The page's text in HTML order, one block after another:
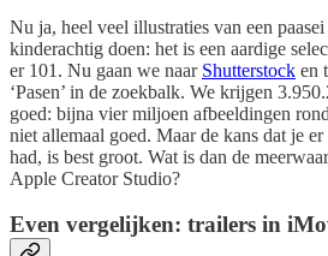
Nu ja, heel veel illustraties van een
kinderachtig doen: het is een aardige
er 101. Nu gaan we naar Shutterstock en
‘Pasen’ in de zoekbalk. We krijgen
goed: bijna vier miljoen afbeeldingen
niet allemaal goed. Maar de kans dat je
had, is best groot. Wat is dan de
Apple Creator Studio?
Even vergelijken: trailers in